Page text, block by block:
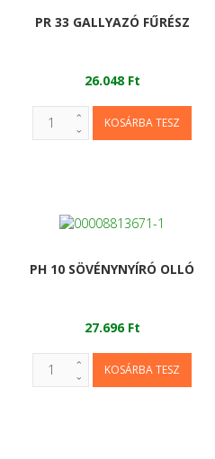
PR 33 GALLYAZÓ FŰRÉSZ
26.048 Ft
PH 10 SÖVÉNYNYÍRÓ OLLÓ
27.696 Ft